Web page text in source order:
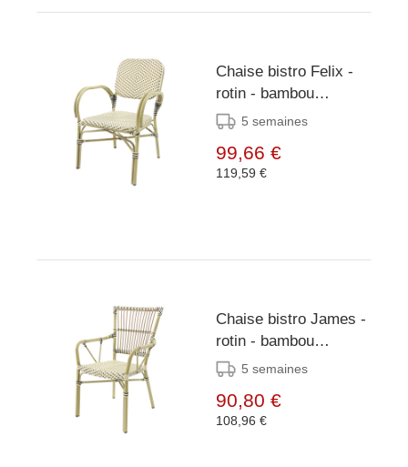
Chaise bistro Felix -
rotin - bambou
blanc/noir
5 semaines
99,66 €
119,59 €
Chaise bistro James -
rotin - bambou
blanc/noir
5 semaines
90,80 €
108,96 €